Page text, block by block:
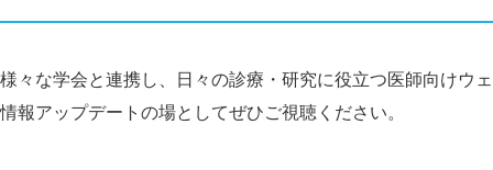
様々な学会と連携し、日々の診療・研究に役立つ医師向けウ
情報アップデートの場としてぜひご視聴ください。